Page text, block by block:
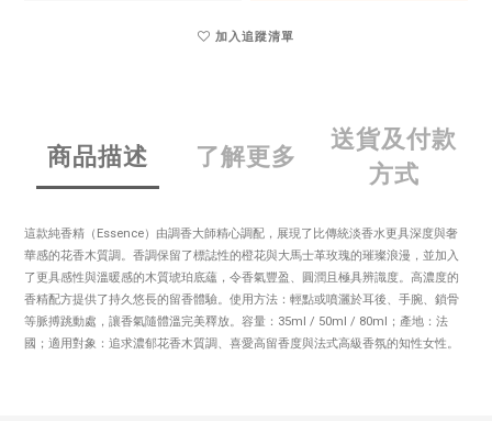
加入追蹤清單
商品描述 了解更多
送貨及付款
方式
這款純香精（Essence）由調香大師精心調配，展現了比傳統淡香水更具深度與奢
華感的花香木質調。香調保留了標誌性的橙花與大馬士革玫瑰的璀璨浪漫，並加入
了更具感性與溫暖感的木質琥珀底蘊，令香氣豐盈、圓潤且極具辨識度。高濃度的
香精配方提供了持久悠長的留香體驗。使用方法：輕點或噴灑於耳後、手腕、鎖骨
等脈搏跳動處，讓香氣隨體溫完美釋放。容量：35ml / 50ml / 80ml；產地：法
國；適用對象：追求濃郁花香木質調、喜愛高留香度與法式高級香氛的知性女性。